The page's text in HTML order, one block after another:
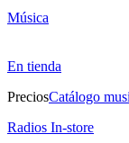
Música
En tienda
PreciosCatálogo
Radios In-store